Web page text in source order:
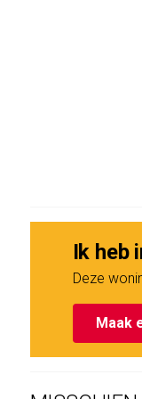
aan de
€375,- per jaar.
Energielabel:
Het
van het gebouw,
Ik heb
Deze
Maak